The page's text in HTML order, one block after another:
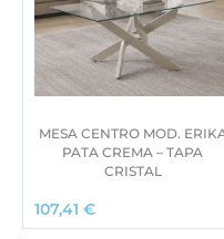
MESA CENTRO MOD.
PATA CREMA – TAPA
CRISTAL
107,41 €